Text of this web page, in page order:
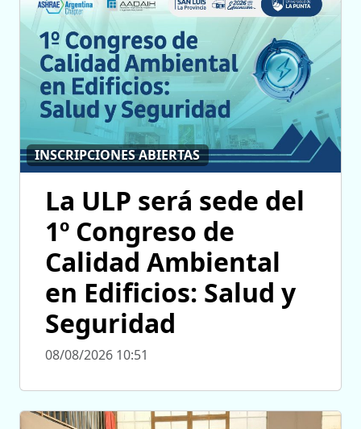
INSCRIPCIONES ABIERTAS
La ULP será sede del
1º Congreso de
Calidad Ambiental
en Edificios: Salud y
Seguridad
08/08/2026 10:51